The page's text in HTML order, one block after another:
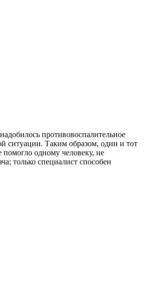
противовоспалительное
ситуации. Таким образом, один и тот
помогло одному человеку, не
только специалист способен